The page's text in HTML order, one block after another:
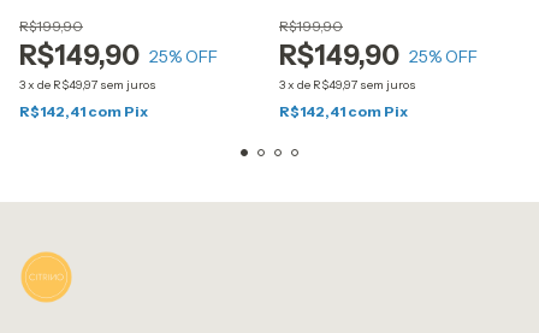
R$149,90
R$199,90
25% OFF
3x de R$49,97 sem juros
R$142,41 com Pix
R$149,90
R$199,90
25% OFF
3x de R$49,97 sem juros
R$142,41 com Pix